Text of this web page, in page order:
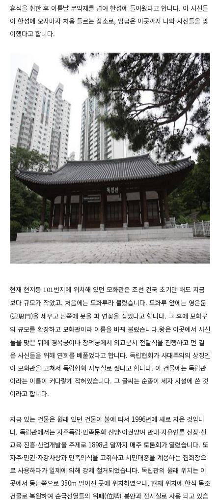
휴식을 취한 후 이튿날 무악재를 넘어 한성에 들어왔다고 합니다. 이 사신들
이 한성에 오자마자 처음 들르는 장소로, 임금은 이곳까지 나와 사신들을 맞
이했다고 합니다.
현재 현저동 101번지에 위치해 있던 모화관은 조선 건국 초기만 해도 지금
보다 규모가 작았고, 처음에는 모화루라 불렸습니다. 모화루 앞에는 영은문
(迎恩門)을 세우고 남쪽에 못을 파 연꽃을 심었다고 합니다. 그 후에 모화루
의 규모를 확장하고 모화관이라 이름을 바꿔 불렀습니다.왕은 이곳에서 사신
들을 맞은 뒤에 경복궁이나 창덕궁에서 외교문서 전달식을 진행하고 먼 길
온 사신들을 위해 연회를 베풀었다고 합니다. 독립협회가 사대주의의 상징인
이 모화관을 고쳐서 독립협회 사무실로 썼다고 합니다. 이 건물에는 독립관
이라는 이름이 커다랗게 적혀있습니다. 그 글씨는 순종이 세자 시설에 쓴 것
이라고 합니다.
지금 있는 건물은 원래 있던 건물이 불에 타서 1996년에 새로 지은 것입니
다. 독립관에서는 자주독립·민족문화 선양·이권양여 반대·자유언론 신장·신
교육 진흥·산업개발을 주제로 1898년 말까지 매주 토론회가 열렸습니다. 또
자주·민권·자강사상과 민족의식을 고취하고 시민대중을 계몽하는 집회장으
로 사용하다가 일제에 의해 강제 철거되었습니다. 독립관의 원래 위치는 이
곳에서 동남쪽으로 350m 떨어진 곳에 위치하였으나, 현재 위치에 한식 목조
건물로 복원하여 순국선열들의 위패(位牌) 봉안과 전시실로 사용 되고 있습